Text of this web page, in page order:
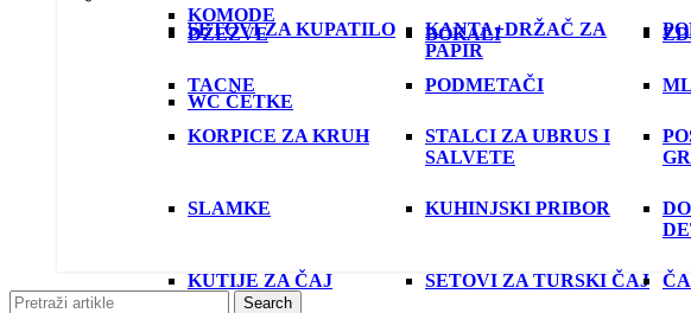
DŽEZVE BOKALI
TACNE PODMETAČI
KORPICE ZA KRUH
STALCI ZA UBRUS I
SALVETE
SLAMKE KUHINJSKI PRIBOR
KUTIJE ZA ČAJ SETOVI ZA TURSKI ČAJ
KOMODE
SETOVI ZA KUPATILO
KANTA+DRŽAČ ZA
PAPIR
WC ČETKE
Search